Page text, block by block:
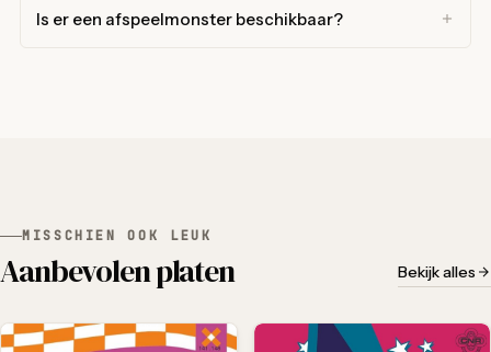
Is er een afspeelmonster beschikbaar?
MISSCHIEN OOK LEUK
Aanbevolen platen Bekijk alles